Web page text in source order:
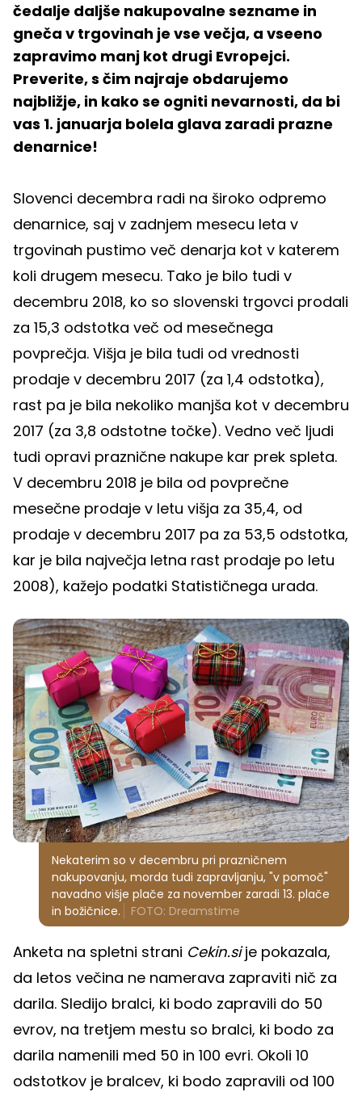
čedalje daljše nakupovalne sezname in
gneča v trgovinah je vse večja, a vseeno
zapravimo manj kot drugi Evropejci.
Preverite, s čim najraje obdarujemo
najbližje, in kako se ogniti nevarnosti, da bi
vas 1. januarja bolela glava zaradi prazne
denarnice!
Slovenci decembra radi na široko odpremo
denarnice, saj v zadnjem mesecu leta v
trgovinah pustimo več denarja kot v katerem
koli drugem mesecu. Tako je bilo tudi v
decembru 2018, ko so slovenski trgovci prodali
za 15,3 odstotka več od mesečnega
povprečja. Višja je bila tudi od vrednosti
prodaje v decembru 2017 (za 1,4 odstotka),
rast pa je bila nekoliko manjša kot v decembru
2017 (za 3,8 odstotne točke). Vedno več ljudi
tudi opravi praznične nakupe kar prek spleta.
V decembru 2018 je bila od povprečne
mesečne prodaje v letu višja za 35,4, od
prodaje v decembru 2017 pa za 53,5 odstotka,
kar je bila največja letna rast prodaje po letu
2008), kažejo podatki Statističnega urada.
Nekaterim so v decembru pri prazničnem
nakupovanju, morda tudi zapravljanju, "v pomoč"
navadno višje plače za november zaradi 13. plače
in božičnice.
FOTO: Dreamstime
Anketa na spletni strani Cekin.sije pokazala,
da letos večina ne namerava zapraviti nič za
darila. Sledijo bralci, ki bodo zapravili do 50
evrov, na tretjem mestu so bralci, ki bodo za
darila namenili med 50 in 100 evri. Okoli 10
odstotkov je bralcev, ki bodo zapravili od 100